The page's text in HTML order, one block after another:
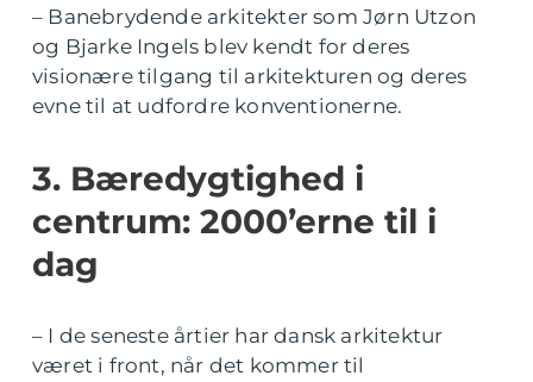
– Banebrydende arkitekter som Jørn Utzon
og Bjarke Ingels blev kendt for deres
visionære tilgang til arkitekturen og deres
evne til at udfordre konventionerne.
3. Bæredygtighed i
centrum: 2000’erne til i
dag
– I de seneste årtier har dansk arkitektur
været i front, når det kommer til